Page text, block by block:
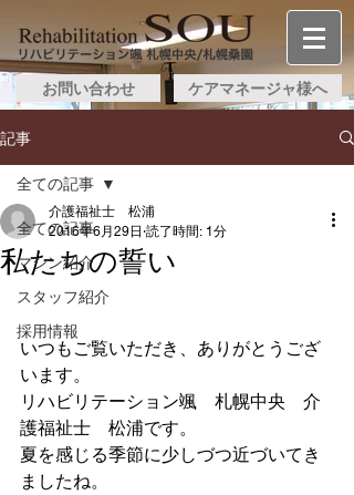
お問い合わせ ケアマネージャ様へ
記事
全ての記事
マシン紹介
スタッフ紹介
採用情報
全ての記事
私たちの誓い
介護福祉士 松浦
2016年6月29日 読了時間: 1分
いつもご覧いただき、ありがとうござ
います。
リハビリテーション颯　札幌中央　介
護福祉士　松浦です。
夏を感じる季節に少しづつ近づいてき
ましたね。